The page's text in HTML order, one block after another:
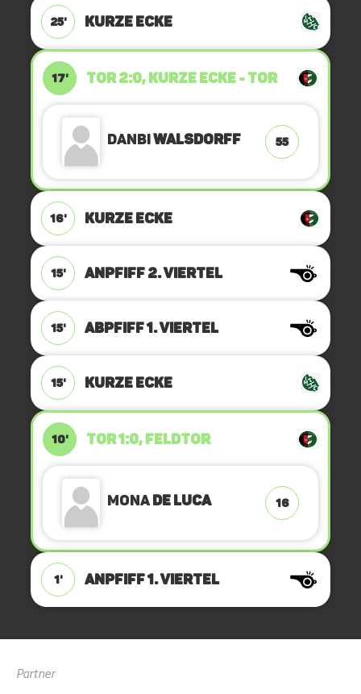
25' KURZE ECKE
17' TOR 2:0, KURZE ECKE - TOR
DanbiWalsdorff 55
16' KURZE ECKE
15' ANPFIFF 2. Viertel
15' ABPFIFF 1. Viertel
15' KURZE ECKE
10' TOR 1:0, FELDTOR
Monade Luca 16
1' ANPFIFF 1. Viertel
Partner